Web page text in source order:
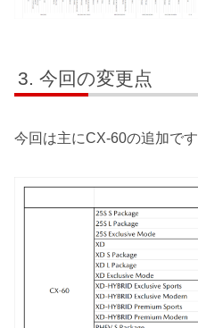
今回の変更点
今回は主にCX-60の追加です